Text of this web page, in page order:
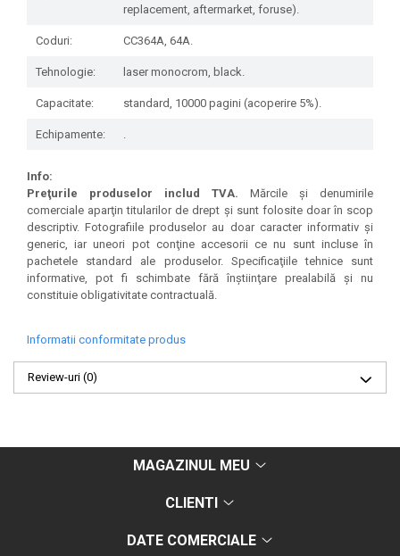
replacement, aftermarket, foruse).
Coduri: CC364A, 64A.
Tehnologie: laser monocrom, black.
Capacitate: standard, 10000 pagini (acoperire 5%).
Echipamente: .
Info:
Preţurile produselor includ TVA. Mărcile şi denumirile
comerciale aparţin titularilor de drept şi sunt folosite doar în scop
descriptiv. Fotografiile produselor au doar caracter informativ şi
generic, iar uneori pot conţine accesorii ce nu sunt incluse în
pachetele standard ale produselor. Specificaţiile tehnice sunt
informative, pot fi schimbate fără înştiinţare prealabilă şi nu
constituie obligativitate contractuală.
Informatii conformitate produs
Review-uri (0)
MAGAZINUL MEU
CLIENTI
DATE COMERCIALE